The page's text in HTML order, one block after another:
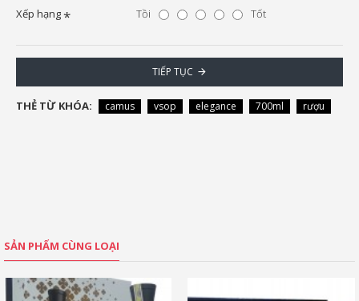
Xếp hạng
Tồi Tốt
TIẾP TỤC
THẺ TỪ KHÓA: camus vsop elegance 700ml rượu
SẢN PHẨM CÙNG LOẠI